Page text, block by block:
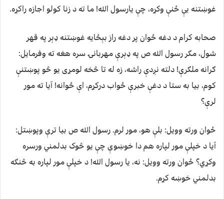
غوښتنه يې ځنې وکړه، چې يارسول الله! ما ته د زنا کولو اجازه راکړه.
صحابه کرام د دغه ځوان پر دغه راز بېځايه غوښتنه ډېر په قهر
شول، مګر رسول الله ص په ډېرې مهربانۍ سره هغه ته وفرمايل:
ګرانه ملګرې! دلته نږدې راشه، زه له تا څخه لومړی يو څو پوښتنې
کوم، بيا به ستا د دغې خبرې ځواب درکړم، اې ځوانه! آيا ته مور
لرې؟
ځوان ورته وويل: بلې هو، مور لرم. رسول الله ص بيا ترې وپوښتل:
آيا د خپلې مور لپاره هم دا خوښوې چې يو څوک بدلمني ورسره
وکړي؟ ځوان ورته وويل: نه، يا رسول الله! د خپلې مور لپاره به څنګه
بدلمني خوښه کړم.